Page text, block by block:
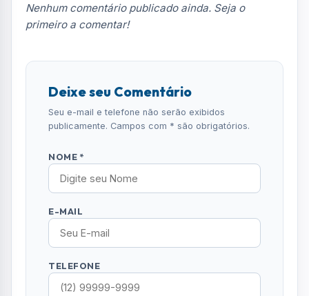
Nenhum comentário publicado ainda. Seja o
primeiro a comentar!
Deixe seu Comentário
Seu e-mail e telefone não serão exibidos
publicamente. Campos com * são obrigatórios.
NOME *
E-MAIL
TELEFONE